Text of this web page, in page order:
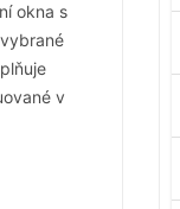
okna s
v